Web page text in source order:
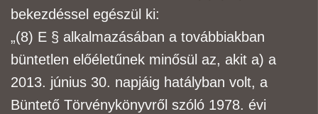
bekezdéssel egészül ki:
„(8) E § alkalmazásában a továbbiakban
büntetlen előéletűnek minősül az, akit a) a
2013. június 30. napjáig hatályban volt, a
Büntető Törvénykönyvről szóló 1978. évi